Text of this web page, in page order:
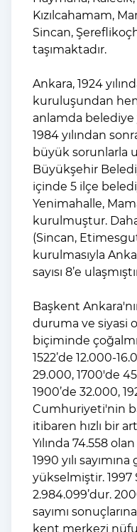
Kızılcahamam,
Sincan,
taşımaktadır.
Ankara, 1924
kuruluşundan
anlamda
1984 yılından
büyük sorunlarla
Büyükşehir
içinde 5 ilçe
Yenimahalle,
kurulmuştur.
(Sincan,
kurulmasıyla
sayısı 8’e
Başkent
duruma ve siyasi
biçiminde
1522’de 12.000-
29.000, 1700'de
1900’de 32.000,
Cumhuriyeti'nin
itibaren hızlı bir
Yılında 74.558
1990 yılı
yükselmiştir. 1997
2.984.099’dur.
sayımı
kent merkezi